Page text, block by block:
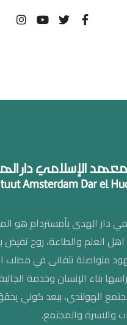
دار الهدى بأمستردام هو
اهل العلم والطاعة، روح تفيض
متواصلة تتفانى في مطلب
بناء الإنسان وخدمة
الهولندي، ببعد كوني
والاسرة والمجتمع.